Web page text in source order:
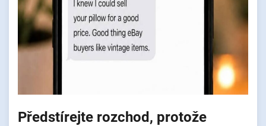
Předstírejte rozchod, protože